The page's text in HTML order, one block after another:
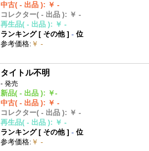
中古( - 出品 ): ￥ -
コレクター( - 出品 ): ￥ -
再生品( - 出品 ): ￥ -
ランキング [ その他]- 位
参考価格: ￥ -
タイトル不明
- 発売
新品( - 出品 ): ￥-
中古( - 出品 ): ￥ -
コレクター( - 出品 ): ￥ -
再生品( - 出品 ): ￥ -
ランキング [ その他]- 位
参考価格: ￥ -